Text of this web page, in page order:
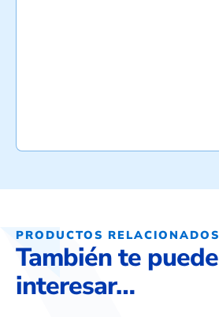
PRODUCTOS RELACIONADOS
También te puede
interesar…